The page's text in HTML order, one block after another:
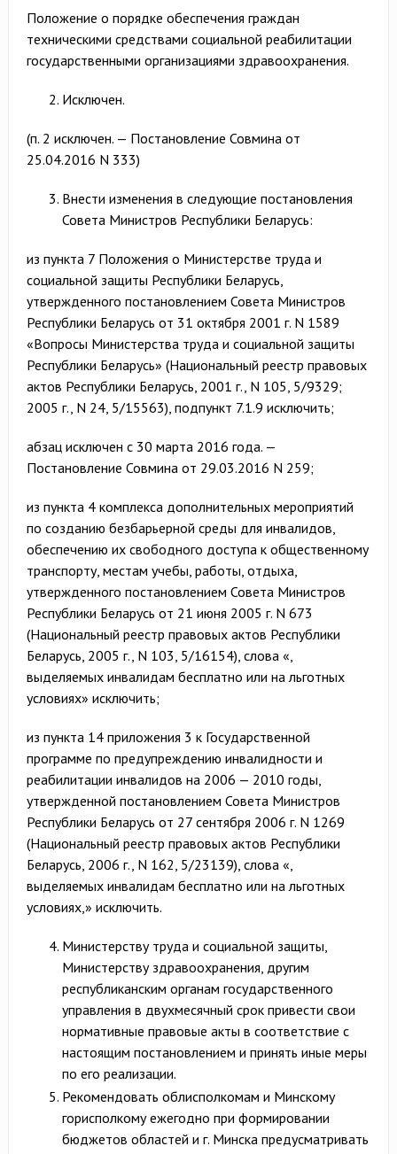
Положение о порядке обеспечения граждан
техническими средствами социальной реабилитации
государственными организациями здравоохранения.
Исключен.
(п. 2 исключен. — Постановление Совмина от
25.04.2016 N 333)
Внести изменения в следующие постановления
Совета Министров Республики Беларусь:
из пункта 7 Положения о Министерстве труда и
социальной защиты Республики Беларусь,
утвержденного постановлением Совета Министров
Республики Беларусь от 31 октября 2001 г. N 1589
«Вопросы Министерства труда и социальной защиты
Республики Беларусь» (Национальный реестр правовых
актов Республики Беларусь, 2001 г., N 105, 5/9329;
2005 г., N 24, 5/15563), подпункт 7.1.9 исключить;
абзац исключен с 30 марта 2016 года. —
Постановление Совмина от 29.03.2016 N 259;
из пункта 4 комплекса дополнительных мероприятий
по созданию безбарьерной среды для инвалидов,
обеспечению их свободного доступа к общественному
транспорту, местам учебы, работы, отдыха,
утвержденного постановлением Совета Министров
Республики Беларусь от 21 июня 2005 г. N 673
(Национальный реестр правовых актов Республики
Беларусь, 2005 г., N 103, 5/16154), слова «,
выделяемых инвалидам бесплатно или на льготных
условиях» исключить;
из пункта 14 приложения 3 к Государственной
программе по предупреждению инвалидности и
реабилитации инвалидов на 2006 — 2010 годы,
утвержденной постановлением Совета Министров
Республики Беларусь от 27 сентября 2006 г. N 1269
(Национальный реестр правовых актов Республики
Беларусь, 2006 г., N 162, 5/23139), слова «,
выделяемых инвалидам бесплатно или на льготных
условиях,» исключить.
Министерству труда и социальной защиты,
Министерству здравоохранения, другим
республиканским органам государственного
управления в двухмесячный срок привести свои
нормативные правовые акты в соответствие с
настоящим постановлением и принять иные меры
по его реализации.
Рекомендовать облисполкомам и Минскому
горисполкому ежегодно при формировании
бюджетов областей и г. Минска предусматривать